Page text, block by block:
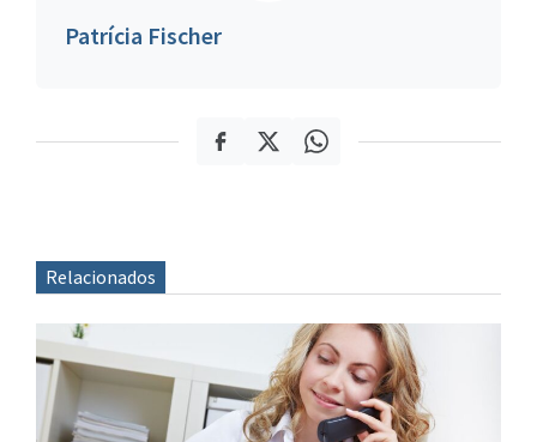
Patrícia Fischer
Relacionados